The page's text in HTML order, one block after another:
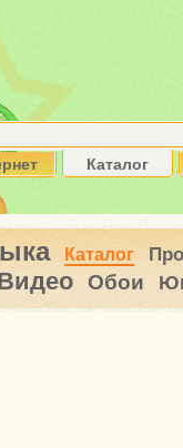
Каталог
Каталог
Обои